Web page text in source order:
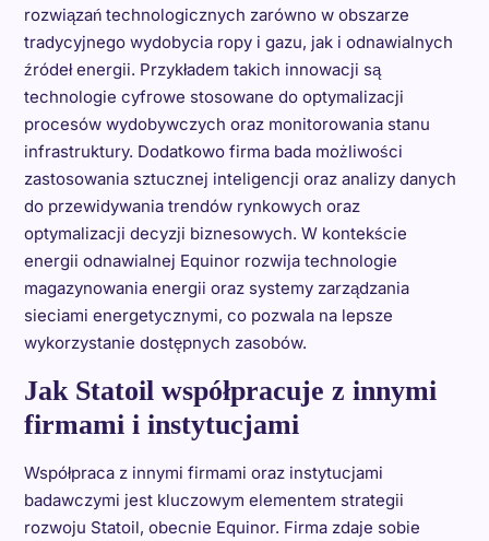
rozwiązań technologicznych zarówno w obszarze
tradycyjnego wydobycia ropy i gazu, jak i odnawialnych
źródeł energii. Przykładem takich innowacji są
technologie cyfrowe stosowane do optymalizacji
procesów wydobywczych oraz monitorowania stanu
infrastruktury. Dodatkowo firma bada możliwości
zastosowania sztucznej inteligencji oraz analizy danych
do przewidywania trendów rynkowych oraz
optymalizacji decyzji biznesowych. W kontekście
energii odnawialnej Equinor rozwija technologie
magazynowania energii oraz systemy zarządzania
sieciami energetycznymi, co pozwala na lepsze
wykorzystanie dostępnych zasobów.
Jak Statoil współpracuje z innymi
firmami i instytucjami
Współpraca z innymi firmami oraz instytucjami
badawczymi jest kluczowym elementem strategii
rozwoju Statoil, obecnie Equinor. Firma zdaje sobie